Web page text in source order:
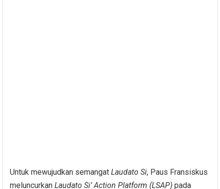
Untuk mewujudkan semangatLaudato Si, Paus Fransiskus
meluncurkanLaudato Si’Action Platform (LSAP) pada